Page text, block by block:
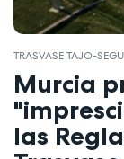
TRASVASE TAJO-
Murcia
las